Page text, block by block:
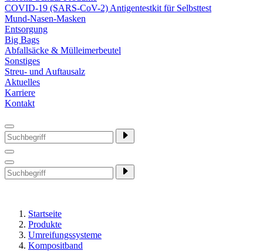
COVID-19 (SARS-CoV-2) Antigentestkit für Selbsttest
Mund-Nasen-Masken
Entsorgung
Big Bags
Abfallsäcke & Mülleimerbeutel
Sonstiges
Streu- und Auftausalz
Aktuelles
Karriere
Kontakt
Startseite
Produkte
Umreifungssysteme
Kompositband